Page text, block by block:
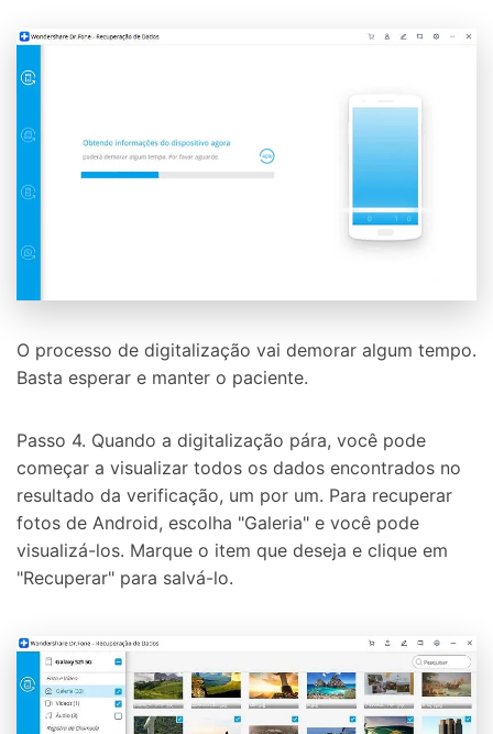
O processo de digitalização vai demorar algum tempo.
Basta esperar e manter o paciente.
Passo 4. Quando a digitalização pára, você pode
começar a visualizar todos os dados encontrados no
resultado da verificação, um por um. Para recuperar
fotos de Android, escolha "Galeria" e você pode
visualizá-los. Marque o item que deseja e clique em
"Recuperar" para salvá-lo.